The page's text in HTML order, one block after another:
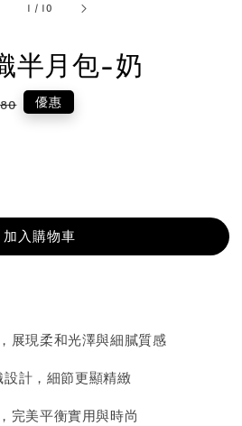
1 / 10
半月包-奶
優惠
加入購物車
展現柔和光澤與細膩質感
設計，細節更顯精緻
完美平衡實用與時尚